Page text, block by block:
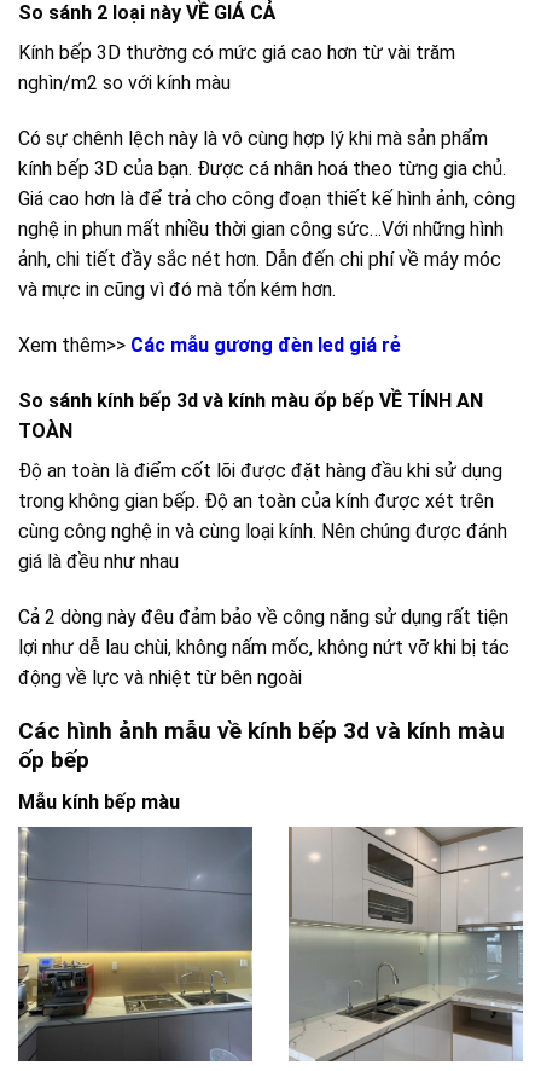
So sánh 2 loại này VỀ GIÁ CẢ
Kính bếp 3D thường có mức giá cao hơn từ vài trăm
nghìn/m2 so với kính màu
Có sự chênh lệch này là vô cùng hợp lý khi mà sản phẩm
kính bếp 3D của bạn. Được cá nhân hoá theo từng gia chủ.
Giá cao hơn là để trả cho công đoạn thiết kế hình ảnh, công
nghệ in phun mất nhiều thời gian công sức…Với những hình
ảnh, chi tiết đầy sắc nét hơn. Dẫn đến chi phí về máy móc
và mực in cũng vì đó mà tốn kém hơn.
Xem thêm>> Các mẫu gương đèn led giá rẻ
So sánh kính bếp 3d và kính màu ốp bếp VỀ TÍNH AN
TOÀN
Độ an toàn là điểm cốt lõi được đặt hàng đầu khi sử dụng
trong không gian bếp. Độ an toàn của kính được xét trên
cùng công nghệ in và cùng loại kính. Nên chúng được đánh
giá là đều như nhau
Cả 2 dòng này đêu đảm bảo về công năng sử dụng rất tiện
lợi như dễ lau chùi, không nấm mốc, không nứt vỡ khi bị tác
động về lực và nhiệt từ bên ngoài
Các hình ảnh mẫu về kính bếp 3d và kính màu
ốp bếp
Mẫu kính bếp màu